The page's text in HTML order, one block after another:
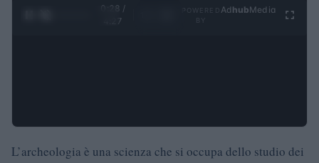
0:29 /
4:27
Ad hubMedia
L’archeologia è una scienza che si occupa dello studio dei